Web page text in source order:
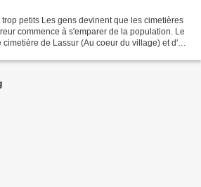
petits Les gens devinent que les cimetières
commence à s'emparer de la population. Le
de Lassur (Au coeur du village) et d'en